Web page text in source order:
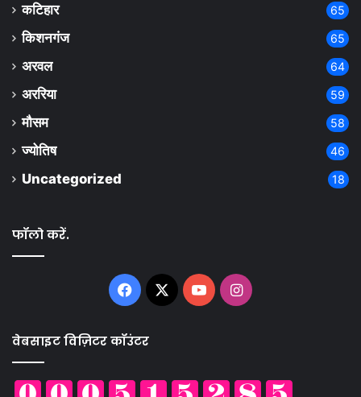
कटिहार 65
किशनगंज 65
अरवल 64
अररिया 59
मौसम 58
ज्योतिष 46
Uncategorized 18
फॉलो करें.
Facebook
X YouTubeInstagram
वेबसाइट विज़िटर कॉउंटर